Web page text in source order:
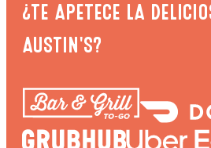
¿TE APETECE LA
AUSTIN'S?